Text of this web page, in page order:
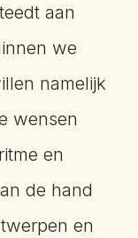
aan
we
namelijk
wensen
en
de hand
en